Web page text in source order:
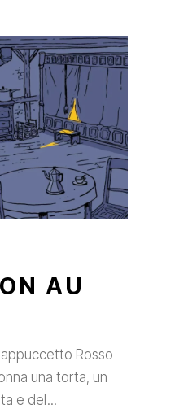
AU
Rosso
una torta, un
e del